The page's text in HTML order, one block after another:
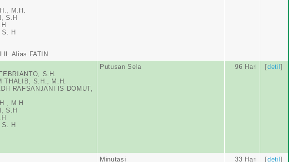
M.H.
S.H
H
Alias FATIN
S.H.
THALIB, S.H., M.H.
RAFSANJANI IS DOMUT,
M.H.
S.H
H
Putusan Sela 96 Hari [detil]
Minutasi 33 Hari [detil]